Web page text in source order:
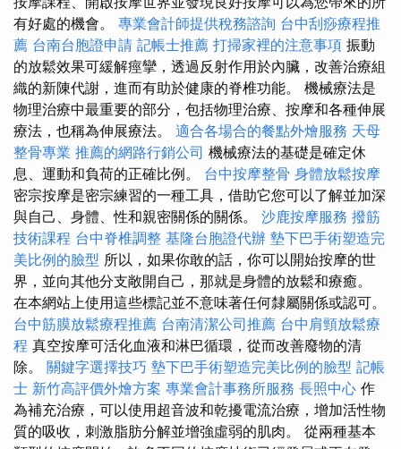
有好處的機會。 專業會計師提供稅務諮詢 台中刮痧療程推
薦 台南台胞證申請 記帳士推薦 打掃家裡的注意事項 振動
的放鬆效果可緩解痙攣，透過反射作用於內臟，改善治療組
織的新陳代謝，進而有助於健康的脊椎功能。 機械療法是
物理治療中最重要的部分，包括物理治療、按摩和各種伸展
療法，也稱為伸展療法。 適合各場合的餐點外燴服務 天母
整骨專業 推薦的網路行銷公司 機械療法的基礎是確定休
息、運動和負荷的正確比例。 台中按摩整骨 身體放鬆按摩
密宗按摩是密宗練習的一種工具，借助它您可以了解並加深
與自己、身體、性和親密關係的關係。 沙鹿按摩服務 撥筋
技術課程 台中脊椎調整 基隆台胞證代辦 墊下巴手術塑造完
美比例的臉型 所以，如果你敢的話，你可以開始按摩的世
界，並向其他分支敞開自己，那就是身體的放鬆和療癒。
在本網站上使用這些標記並不意味著任何隸屬關係或認可。
台中筋膜放鬆療程推薦 台南清潔公司推薦 台中肩頸放鬆療
程 真空按摩可活化血液和淋巴循環，從而改善廢物的清
除。 關鍵字選擇技巧 墊下巴手術塑造完美比例的臉型 記帳
士 新竹高評價外燴方案 專業會計事務所服務 長照中心 作
為補充治療，可以使用超音波和乾擾電流治療，增加活性物
質的吸收，刺激脂肪分解並增強虛弱的肌肉。 從兩種基本